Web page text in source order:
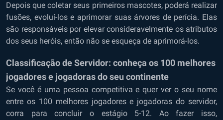
Depois que coletar seus primeiros mascotes, poderá realizar
fusões, evoluí-los e aprimorar suas árvores de perícia. Elas
são responsáveis por elevar consideravelmente os atributos
dos seus heróis, então não se esqueça de aprimorá-los.
Classificação de Servidor: conheça os 100 melhores
jogadores e jogadoras do seu continente
Se você é uma pessoa competitiva e quer ver o seu nome
entre os 100 melhores jogadores e jogadoras do servidor,
corra para concluir o estágio 5-12. Ao fazer isso,